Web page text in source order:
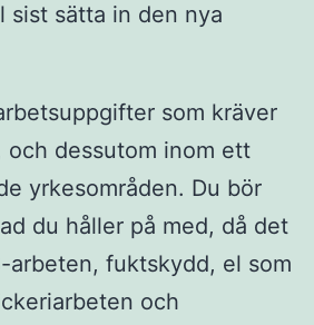
sist sätta in den nya
som kräver
och dessutom inom ett
yrkesområden. Du bör
du håller på med, då det
arbeten, fuktskydd, el som
och